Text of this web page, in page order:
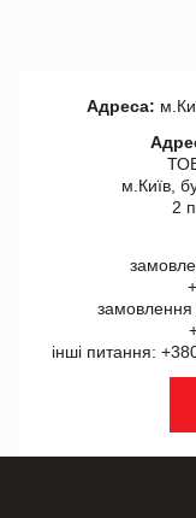
Адреса:
м.Київ,
2
замовлення
інші питання: